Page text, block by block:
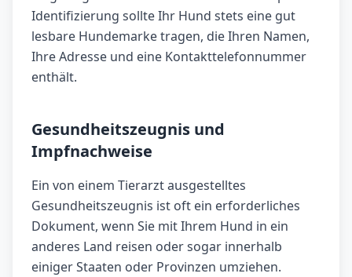
Identifizierung sollte Ihr Hund stets eine gut
lesbare Hundemarke tragen, die Ihren Namen,
Ihre Adresse und eine Kontakttelefonnummer
enthält.
Gesundheitszeugnis und
Impfnachweise
Ein von einem Tierarzt ausgestelltes
Gesundheitszeugnis ist oft ein erforderliches
Dokument, wenn Sie mit Ihrem Hund in ein
anderes Land reisen oder sogar innerhalb
einiger Staaten oder Provinzen umziehen.